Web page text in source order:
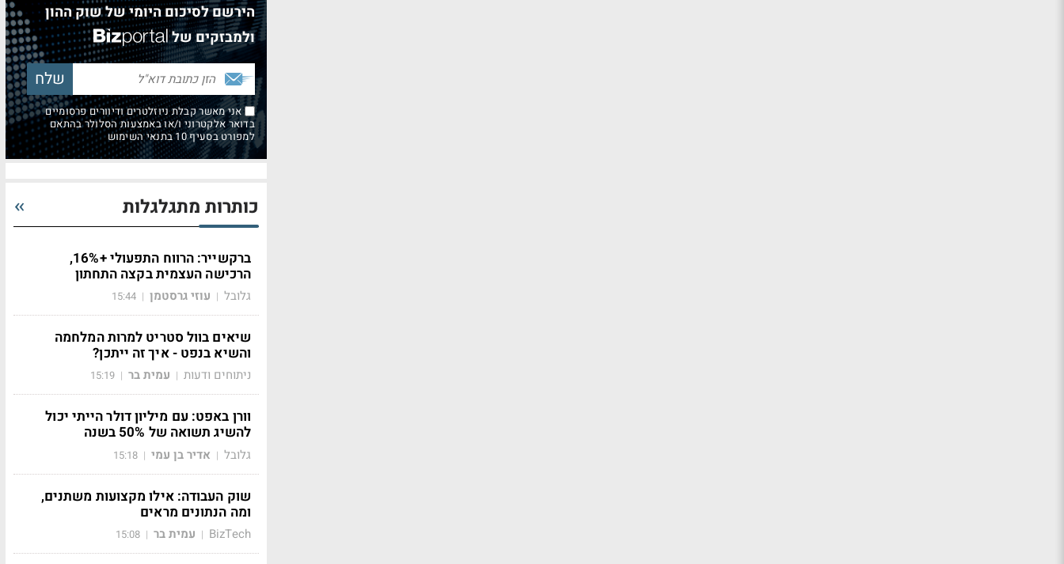
הירשם לסיכום היומי של שוק ההון
ולמבזקים של
אני מאשר קבלת ניוזלטרים ודיוורים פרסומיים
בדואר אלקטרוני ו/או באמצעות הסלולר בהתאם
למפורט בסעיף 10 בתנאי השימוש
כותרות מתגלגלות
ברקשייר: הרווח התפעולי +16%,
הרכישה העצמית בקצה התחתון
גלובל | עוזי גרסטמן |
15:44
שיאים בוול סטריט למרות המלחמה
והשיא בנפט - איך זה ייתכן?
ניתוחים ודעות | עמית בר |
15:19
וורן באפט: עם מיליון דולר הייתי יכול
להשיג תשואה של 50% בשנה
גלובל | אדיר בן עמי |
15:18
שוק העבודה: אילו מקצועות משתנים,
ומה הנתונים מראים
BizTech
| עמית בר |
15:08